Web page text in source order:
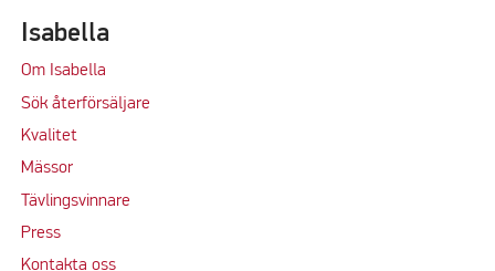
Isabella
Om Isabella
Sök återförsäljare
Kvalitet
Mässor
Tävlingsvinnare
Press
Kontakta oss